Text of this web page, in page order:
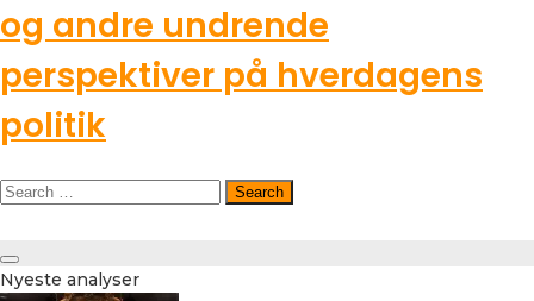
og andre undrende
perspektiver på hverdagens
politik
Search
Toggle
navigation
Nyeste analyser